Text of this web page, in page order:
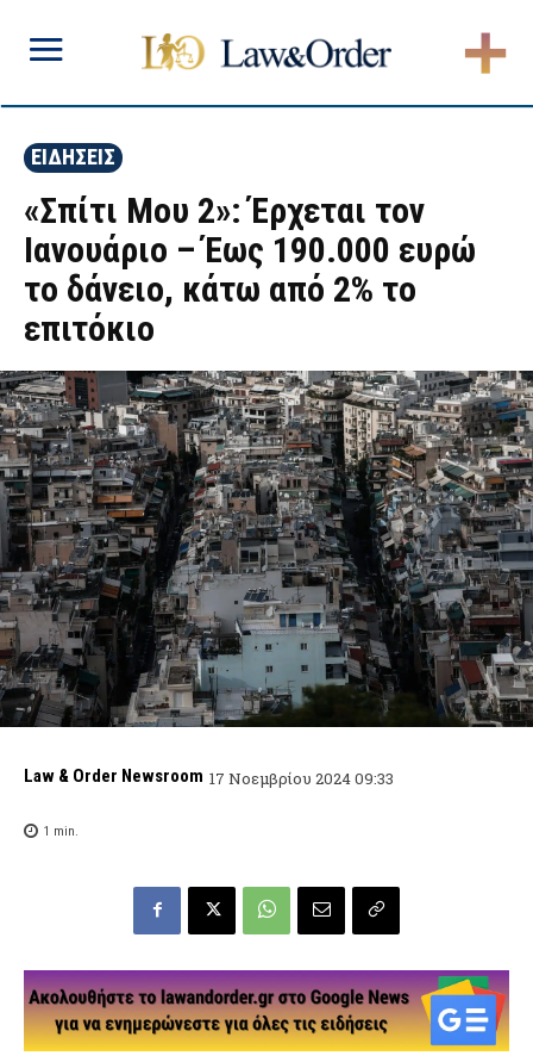
ΕΙΔΗΣΕΙΣ
«Σπίτι Μου 2»: Έρχεται τον
Ιανουάριο – Έως 190.000 ευρώ
το δάνειο, κάτω από 2% το
επιτόκιο
Law & Order Newsroom 17 Νοεμβρίου 2024 09:33
1 min.